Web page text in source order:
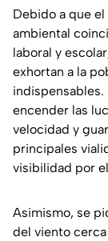
Debido a que
ambiental
laboral y
exhortan a la
indispensables.
encender las
velocidad y
principales
visibilidad por
Asimismo, se
del viento